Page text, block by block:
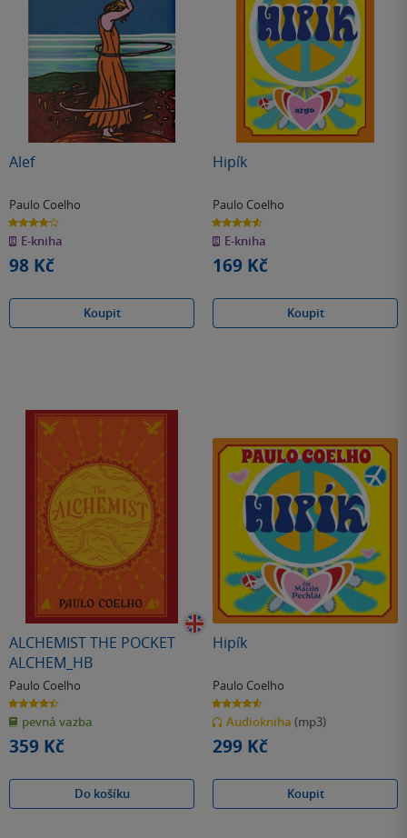
Alef
Paulo Coelho
4.2
z
5
hvězdiček
E-kniha
98 Kč
Koupit
Hipík
Paulo Coelho
4.6
z
5
hvězdiček
E-kniha
169 Kč
Koupit
ALCHEMIST THE POCKET
ALCHEM_HB
Paulo Coelho
4.4
z
5
hvězdiček
pevná vazba
359 Kč
Do košíku
Hipík
Paulo Coelho
4.6
z
5
hvězdiček
Audiokniha (mp3)
299 Kč
Koupit